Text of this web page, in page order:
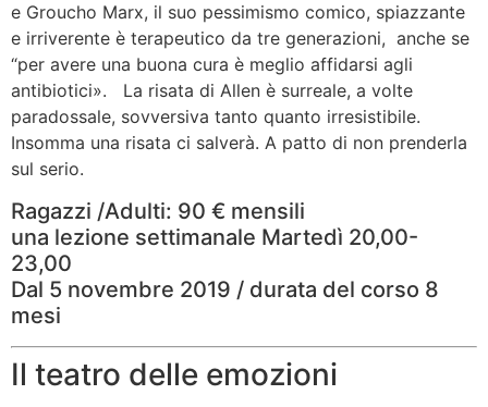
e Groucho Marx, il suo pessimismo comico, spiazzante
e irriverente è terapeutico da tre generazioni, anche se
“per avere una buona cura è meglio affidarsi agli
antibiotici».
La risata di Allen è surreale, a volte
paradossale, sovversiva tanto quanto irresistibile.
Insomma una risata ci salverà. A patto di non prenderla
sul serio.
Ragazzi /Adulti: 90 € mensili
una lezione settimanale Martedì 20,00-
23,00
Dal 5 novembre 2019 / durata del corso 8
mesi
Il teatro delle emozioni